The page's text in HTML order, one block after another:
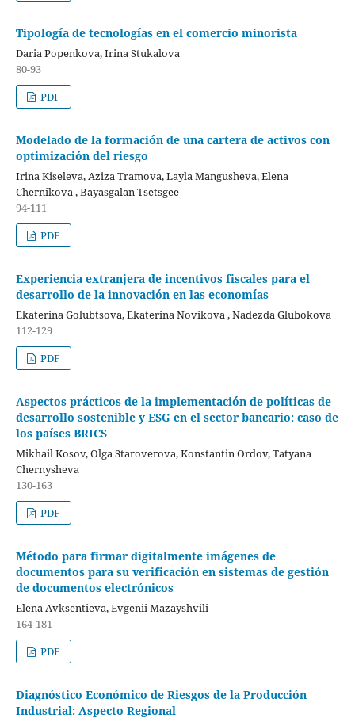
Tipología de tecnologías en el comercio minorista
Daria Popenkova, Irina Stukalova
80-93
PDF
Modelado de la formación de una cartera de activos con
optimización del riesgo
Irina Kiseleva, Aziza Tramova, Layla Mangusheva, Elena
Chernikova , Bayasgalan Tsetsgee
94-111
PDF
Experiencia extranjera de incentivos fiscales para el
desarrollo de la innovación en las economías
Ekaterina Golubtsova, Ekaterina Novikova , Nadezda Glubokova
112-129
PDF
Aspectos prácticos de la implementación de políticas de
desarrollo sostenible y ESG en el sector bancario: caso de
los países BRICS
Mikhail Kosov, Olga Staroverova, Konstantin Ordov, Tatyana
Chernysheva
130-163
PDF
Método para firmar digitalmente imágenes de
documentos para su verificación en sistemas de gestión
de documentos electrónicos
Elena Аvksentieva, Evgenii Mazayshvili
164-181
PDF
Diagnóstico Económico de Riesgos de la Producción
Industrial: Aspecto Regional